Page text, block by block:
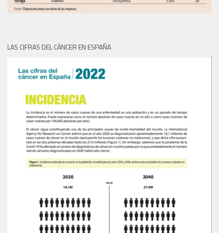
LAS CIFRAS DEL CÁNCER EN ESPAÑA